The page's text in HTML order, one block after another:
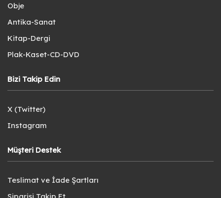
Obje
Antika-Sanat
Kitap-Dergi
Plak-Kaset-CD-DVD
Bizi Takip Edin
X (Twitter)
Instagram
Müşteri Destek
Teslimat ve İade Şartları